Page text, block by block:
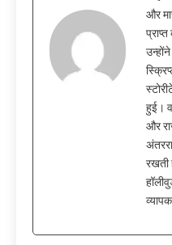
और
हुई।
और
रखती